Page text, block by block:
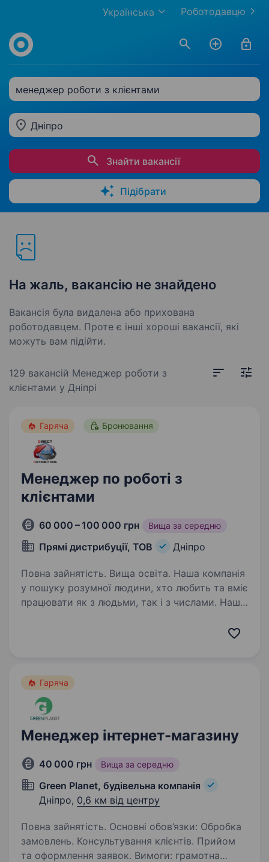
Роботодавцю
Українська
менеджер роботи з клієнтами
Дніпро
Знайти вакансії
Підібрати
На жаль, вакансію не знайдено
Вакансія була видалена або прихована
роботодавцем. Проте є інші хороші вакансії, які
можуть вам підійти.
129 вакансій Менеджер роботи з
клієнтами у Дніпрі
Гаряча Бронювання
Менеджер по роботі з
клієнтами
60 000 – 100 000 грн Вища за середню
Прямі дистрибуції, ТОВ Дніпро
Повна зайнятість. Вища освіта. Наша компанія
у пошуку розумної людини, хто любить та вміє
працювати як з людьми, так і з числами. Наша
поповнення у напрямку роботи з клієнтами
Гаряча
Менеджер інтернет-магазину
40 000 грн Вища за середню
Green Planet, будівельна компанія
Дніпро, 0,6 км від центру
Повна зайнятість. Основні обов’язки: Обробка
замовлень. Консультування клієнтів. Прийом
та оформлення заявок. Вимоги: грамотна